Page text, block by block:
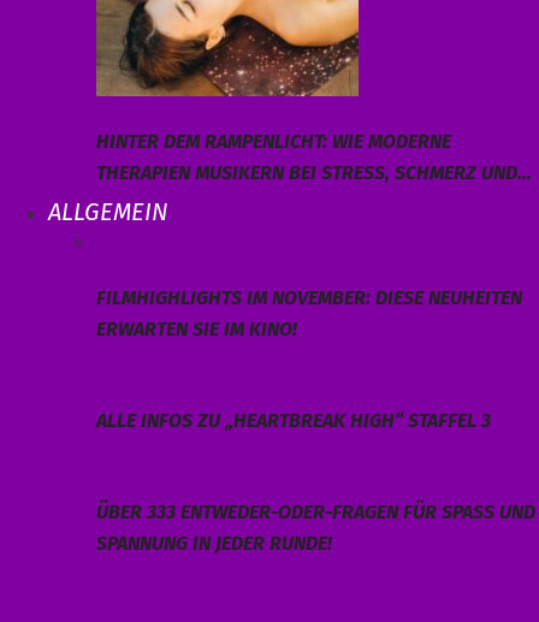
HINTER DEM RAMPENLICHT: WIE MODERNE
THERAPIEN MUSIKERN BEI STRESS, SCHMERZ UND…
ALLGEMEIN
FILMHIGHLIGHTS IM NOVEMBER: DIESE NEUHEITEN
ERWARTEN SIE IM KINO!
ALLE INFOS ZU „HEARTBREAK HIGH“ STAFFEL 3
ÜBER 333 ENTWEDER-ODER-FRAGEN FÜR SPASS UND S
PANNUNG IN JEDER RUNDE!